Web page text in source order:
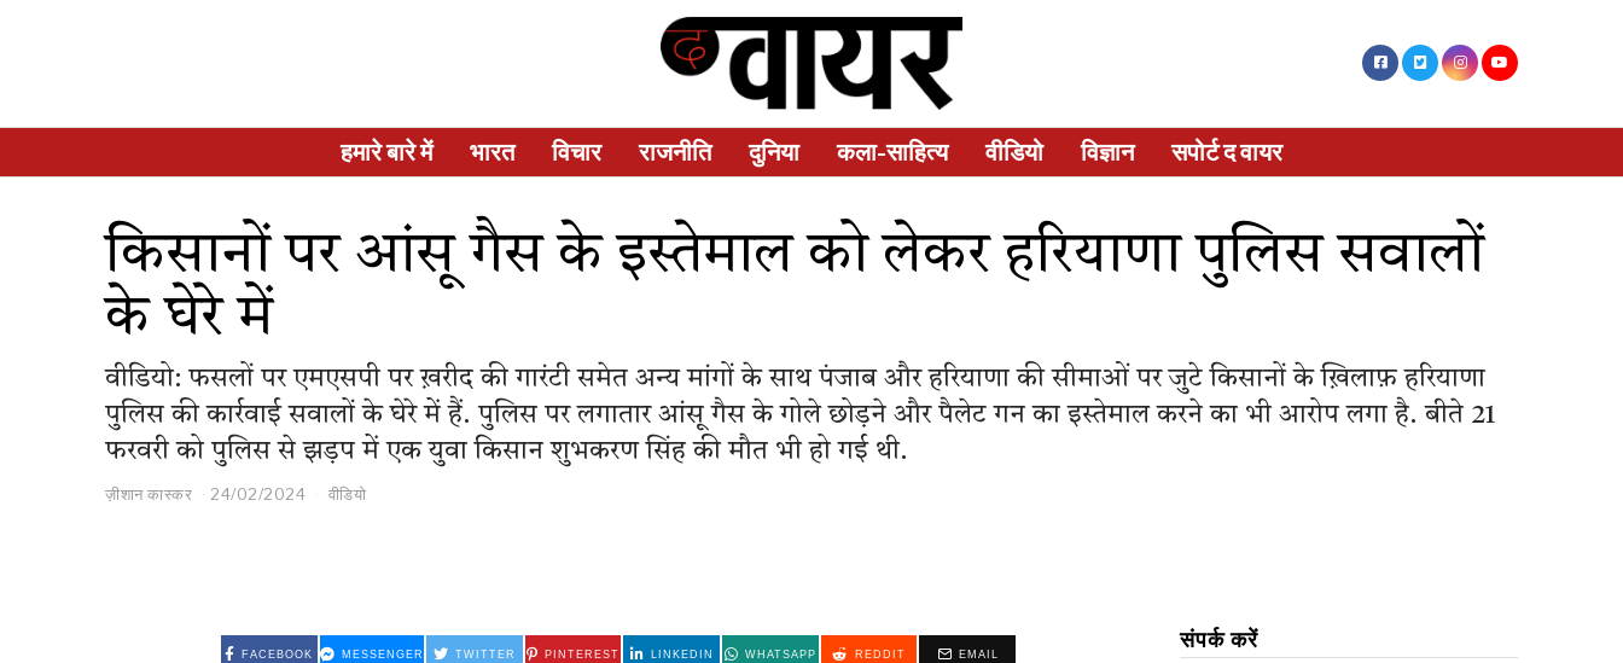
हमारे बारे में भारत विचार राजनीति दुनिया कला-साहित्य वीडियो विज्ञान सपोर्ट द वायर
किसानों पर आंसू गैस के इस्तेमाल को लेकर हरियाणा पुलिस सवालों
के घेरे में
वीडियो: फसलों पर एमएसपी पर ख़रीद की गारंटी समेत अन्य मांगों के साथ पंजाब और हरियाणा की सीमाओं पर जुटे किसानों के ख़िलाफ़ हरियाणा
पुलिस की कार्रवाई सवालों के घेरे में हैं. पुलिस पर लगातार आंसू गैस के गोले छोड़ने और पैलेट गन का इस्तेमाल करने का भी आरोप लगा है. बीते 21
फरवरी को पुलिस से झड़प में एक युवा किसान शुभकरण सिंह की मौत भी हो गई थी.
ज़ीशान कास्कर 24/02/2024 वीडियो
FACEBOOK MESSENGER TWITTER PINTEREST LINKEDIN WHATSAPP REDDIT EMAIL
संपर्क करें